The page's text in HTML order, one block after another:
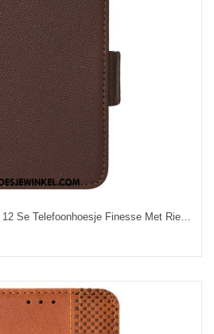
Folio-hoesje Huawei Nova 12 Se Telefoonhoesje Finesse Met Riempje